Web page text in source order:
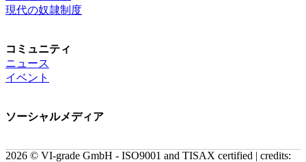
現代の奴隷制度
コミュニティ
ニュース
イベント
ソーシャルメディア
2026 © VI-grade GmbH - ISO9001 and TISAX certified | credits: